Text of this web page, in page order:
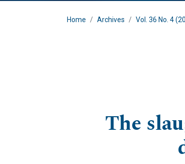
Home Archives Vol. 36 No. 4
The